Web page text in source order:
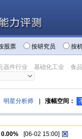
股票 按研究员 按
器件行业 基础化工业
食
明星分析师 涨幅空间：
0.00% [06-02 15:00]